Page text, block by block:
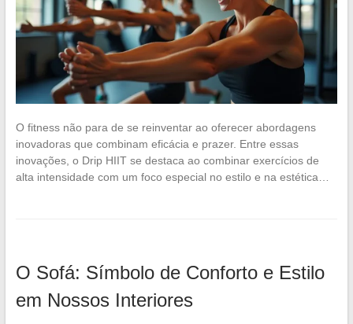
O fitness não para de se reinventar ao oferecer abordagens
inovadoras que combinam eficácia e prazer. Entre essas
inovações, o Drip HIIT se destaca ao combinar exercícios de
alta intensidade com um foco especial no estilo e na estética…
O Sofá: Símbolo de Conforto e Estilo
em Nossos Interiores